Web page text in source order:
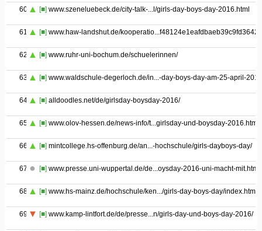
60 [■] www.szeneluebeck.de/city-talk-...l/girls-day-boys-day-2016.html
61 [■] www.haw-landshut.de/
62 [■] www.ruhr-uni-bochum.de/schuelerinnen/
63 [■] www.waldschule-degerloch.de/in...-day-boys-day-am-25-april-2016
64 [■] alldoodles.net/de/girlsday-boysday-2016/
65 [■] www.olov-hessen.de/news-info/t...girlsday-und-boysday-2016.html
66 [■] mintcollege.hs-offenburg.de/an...-hochschule/girls-dayboys-day/
67 [■] www.presse.uni-wuppertal.de/de...oysday-2016-uni-macht-mit.html
68 [■] www.hs-mainz.de/hochschule/ken.../girls-day-boys-day/index.html
69 [■] www.kamp-lintfort.de/de/presse...n/girls-day-und-boys-day-2016/